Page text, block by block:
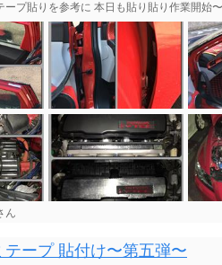
ープ貼りを参考に 本日も貼り貼り作業開始
ん
ープ 貼付け〜第五弾〜